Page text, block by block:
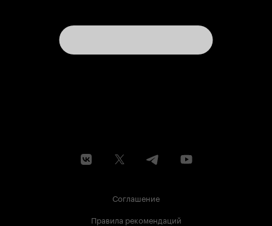
Соглашение
Правила рекомендаций